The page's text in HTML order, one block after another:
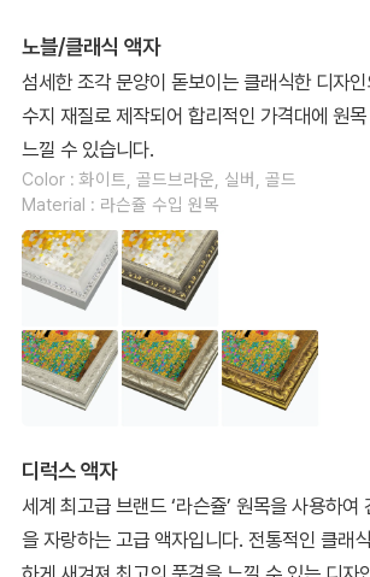
노블/클래식 액자
섬세한 조각 문양이 돋보이는 클래식한 디자
수지 재질로 제작되어 합리적인 가격대에 원
느낄 수 있습니다.
Color : 화이트, 골드브라운, 실버, 골드
Material : 라슨쥴 수입 원목
디럭스 액자
세계 최고급 브랜드 ‘라슨쥴’ 원목을 사용하여
을 자랑하는 고급 액자입니다. 전통적인 클래